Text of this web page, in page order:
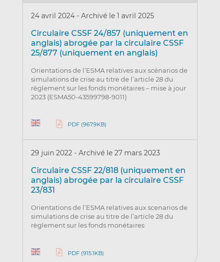
24 avril 2024 - Archivé le 1 avril 2025
Circulaire CSSF 24/857 (uniquement en
anglais) abrogée par la circulaire CSSF
25/877 (uniquement en anglais)
Orientations de l’ESMA relatives aux scénarios de
simulations de crise au titre de l’article 28 du
règlement sur les fonds monétaires – mise à jour
2023 (ESMA50-43599798-9011)
PDF (967.9KB)
29 juin 2022 - Archivé le 27 mars 2023
Circulaire CSSF 22/818 (uniquement en
anglais) abrogée par la circulaire CSSF
23/831
Orientations de l’ESMA relatives aux scenarios de
simulations de crise au titre de l’article 28 du
règlement sur les fonds monétaires
PDF (915.1KB)